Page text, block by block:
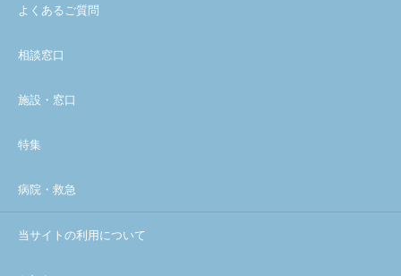
よくあるご質問
相談窓口
施設・窓口
特集
病院・救急
当サイトの利用について